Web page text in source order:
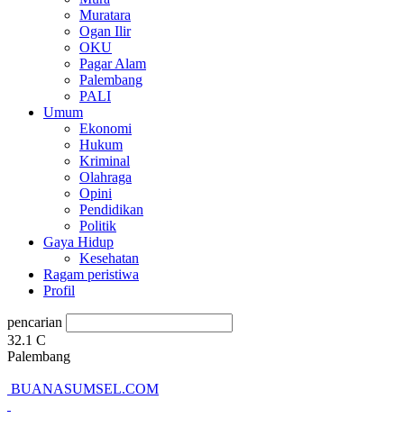
Muratara
Ogan Ilir
OKU
Pagar Alam
Palembang
PALI
Umum
Ekonomi
Hukum
Kriminal
Olahraga
Opini
Pendidikan
Politik
Gaya Hidup
Kesehatan
Ragam peristiwa
Profil
pencarian
32.1 C
Palembang
BUANASUMSEL.COM